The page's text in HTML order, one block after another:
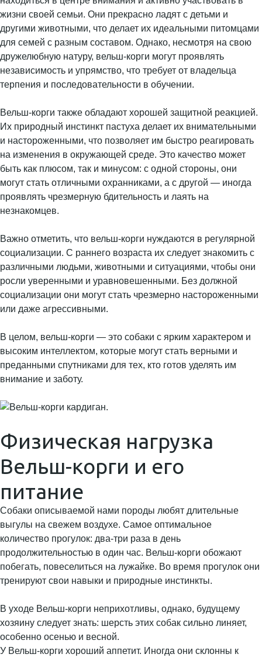
жизни своей семьи. Они прекрасно ладят с детьми и
другими животными, что делает их идеальными питомцами
для семей с разным составом. Однако, несмотря на свою
дружелюбную натуру, вельш-корги могут проявлять
независимость и упрямство, что требует от владельца
терпения и последовательности в обучении.
Вельш-корги также обладают хорошей защитной реакцией.
Их природный инстинкт пастуха делает их внимательными
и настороженными, что позволяет им быстро реагировать
на изменения в окружающей среде. Это качество может
быть как плюсом, так и минусом: с одной стороны, они
могут стать отличными охранниками, а с другой — иногда
проявлять чрезмерную бдительность и лаять на
незнакомцев.
Важно отметить, что вельш-корги нуждаются в регулярной
социализации. С раннего возраста их следует знакомить с
различными людьми, животными и ситуациями, чтобы они
росли уверенными и уравновешенными. Без должной
социализации они могут стать чрезмерно настороженными
или даже агрессивными.
В целом, вельш-корги — это собаки с ярким характером и
высоким интеллектом, которые могут стать верными и
преданными спутниками для тех, кто готов уделять им
внимание и заботу.
Физическая нагрузка
Вельш-корги и его
питание
Собаки описываемой нами породы любят длительные
выгулы на свежем воздухе. Самое оптимальное
количество прогулок: два-три раза в день
продолжительностью в один час. Вельш-корги обожают
побегать, повеселиться на лужайке. Во время прогулок они
тренируют свои навыки и природные инстинкты.
В уходе Вельш-корги неприхотливы, однако, будущему
хозяину следует знать: шерсть этих собак сильно линяет,
особенно осенью и весной.
У Вельш-корги хороший аппетит. Иногда они склонны к